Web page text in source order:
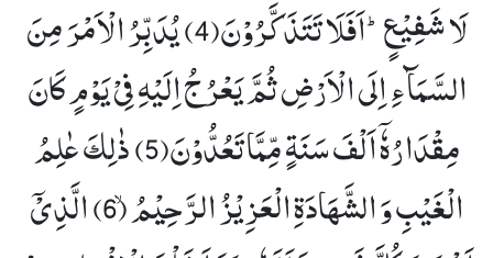
لَا شَفِیْعٍؕ-اَفَلَا تَتَذَكَّرُوْنَ(4) یُدَبِّرُ الْاَمْرَ مِنَ
السَّمَآءِ اِلَى الْاَرْضِ ثُمَّ یَعْرُجُ اِلَیْهِ فِیْ یَوْمٍ كَانَ
مِقْدَارُهٗۤ اَلْفَ سَنَةٍ مِّمَّا تَعُدُّوْنَ(5) ذٰلِكَ عٰلِمُ
الْغَیْبِ وَ الشَّهَادَةِ الْعَزِیْزُ الرَّحِیْمُۙ (6) الَّذِیْۤ